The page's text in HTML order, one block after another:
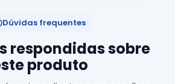
Dúvidas frequentes
respondidas sobre
produto